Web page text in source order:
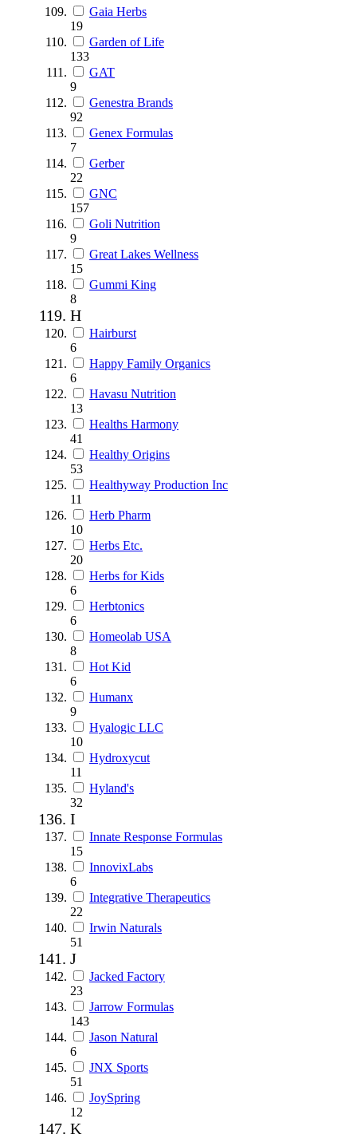
Gaia Herbs
19
Garden of Life
133
GAT
9
Genestra Brands
92
Genex Formulas
7
Gerber
22
GNC
157
Goli Nutrition
9
Great Lakes Wellness
15
Gummi King
8
H
Hairburst
6
Happy Family Organics
6
Havasu Nutrition
13
Healths Harmony
41
Healthy Origins
53
Healthyway Production Inc
11
Herb Pharm
10
Herbs Etc.
20
Herbs for Kids
6
Herbtonics
6
Homeolab USA
8
Hot Kid
6
Humanx
9
Hyalogic LLC
10
Hydroxycut
11
Hyland's
32
I
Innate Response Formulas
15
InnovixLabs
6
Integrative Therapeutics
22
Irwin Naturals
51
J
Jacked Factory
23
Jarrow Formulas
143
Jason Natural
6
JNX Sports
51
JoySpring
12
K